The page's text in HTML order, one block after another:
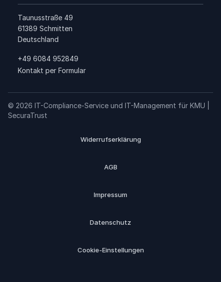
Taunusstraße 49
61389 Schmitten
Deutschland
+49 6084 952849
Kontakt per Formular
© 2026 IT-Compliance-Service und IT-Management für KMU |
SecuraTrust
Widerrufserklärung
AGB
Impressum
Datenschutz
Cookie-Einstellungen